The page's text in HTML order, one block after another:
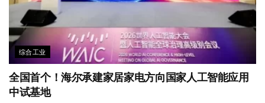
综合工业
全国首个！海尔承建家居家电方向国家人工智能应用
中试基地